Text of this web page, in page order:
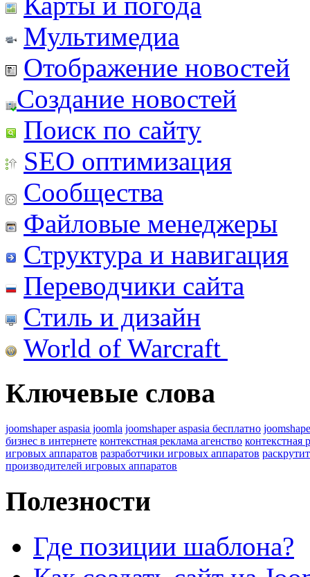
Мультимедиа
Отображение новостей
Создание новостей
Поиск по сайту
SEO оптимизация
Сообщества
Файловые менеджеры
Структура и навигация
Переводчики сайта
Стиль и дизайн
World of Warcraft
Ключевые слова
joomshaper aspasia joomla joomshaper aspasia бесплатно
бизнес в интернете контекстная реклама агенство контекстная
игровых аппаратов разработчики игровых аппаратов
производителей игровых аппаратов
Полезности
Где позиции шаблона?